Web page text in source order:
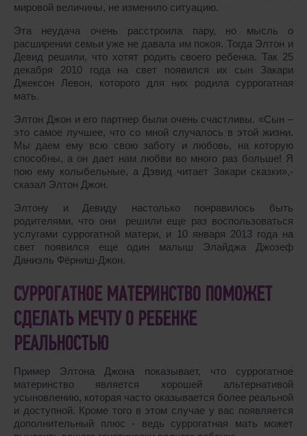
мировой величины, не изменило ситуацию.
Эта неудача очень расстроила пару, но мысль о
расширении семьи уже не давала им покоя. Тогда Элтон и
Девид решили, что хотят родить своего ребенка. Так 25
декабря 2010 года на свет появился их сын Закари
Джексон Левон, которого для них родила суррогатная
мать.
Элтон Джон и его партнер были очень счастливы. «Сын –
это самое лучшее, что со мной случалось в этой жизни.
Мы даем ему всю свою заботу и любовь, на которую
способны, а он дает нам любви во много раз больше! Я
пою ему колыбельные, а Дэвид читает Закари сказки»,-
сказал Элтон Джон.
Элтону и Девиду настолько понравилось быть
родителями, что они решили еще раз воспользоваться
услугами суррогатной матери, и 10 января 2013 года на
свет появился еще один малыш Элайджа Джозеф
Даниэль Фёрниш-Джон.
СУРРОГАТНОЕ МАТЕРИНСТВО ПОМОЖЕТ
СДЕЛАТЬ МЕЧТУ О РЕБЕНКЕ
РЕАЛЬНОСТЬЮ
Пример Элтона Джона показывает, что суррогатное
материнство является хорошей альтернативой
усыновлению, которая часто оказывается более реальной
и доступной. Кроме того в этом случае у вас появляется
дополнительный плюс - ведь суррогатная мать может